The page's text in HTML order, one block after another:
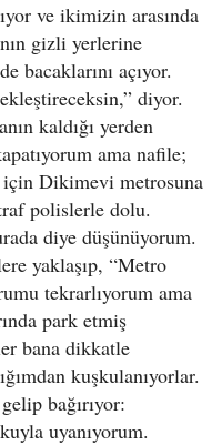
ve ikimizin arasında
gizli yerlerine
bacaklarını açıyor.
diyor.
kaldığı yerden
ama nafile;
için Dikimevi metrosuna
polislerle dolu.
diye düşünüyorum.
yaklaşıp, “Metro
tekrarlıyorum ama
park etmiş
bana dikkatle
kuşkulanıyorlar.
bağırıyor:
uyanıyorum.